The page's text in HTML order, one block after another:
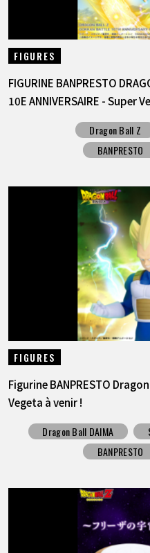
FIGURES
FIGURINE BANPRESTO
10E ANNIVERSAIRE -
Dragon Ball Z
BANPRESTO
FIGURES
Figurine BANPRESTO
Vegeta à venir !
Dragon Ball DAIMA
BANPRESTO